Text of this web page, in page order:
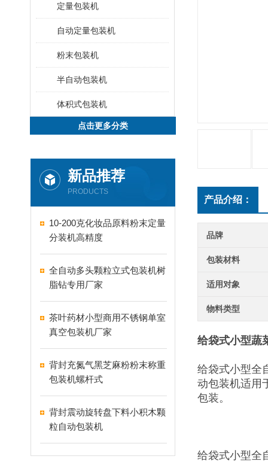
定量包装机
自动定量包装机
粉末包装机
半自动包装机
体积式包装机
点击更多分类
新品推荐
PRODUCTS
10-200克化妆品原料粉末定量
分装机高精度
全自动多头颗粒立式包装机树
脂钻专用厂家
茶叶药材小型商用不锈钢单室
真空包装机厂家
背封充氮气黑芝麻粉粉末称重
包装机螺杆式
背封震动旋转盘下料小积木颗
粒自动包装机
产品介绍：
品牌
包装材料
适用对象
物料类型
给袋式小型蔬
给袋式小型全
动包装机适用
包装。
给袋式小型全